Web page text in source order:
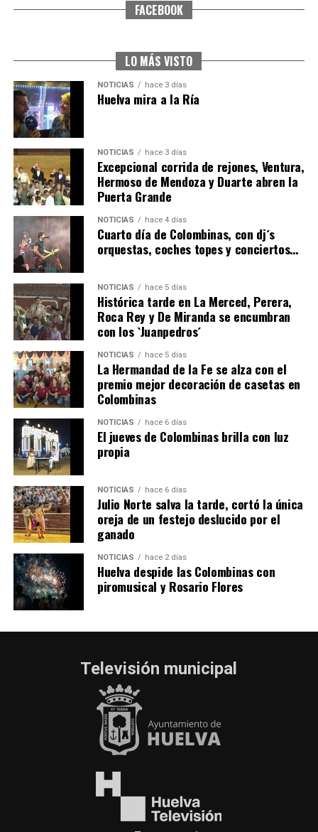
SEXTA CORRIDA DE LAS FIESTAS COLOMBINAS
6º DÍA DE LAS FIESTAS COLOMBINAS 2026
hace 3 días Huelvatv
QUINTA CORRIDA DE LAS FIESTAS COLOMBINAS
2026
hace 3 días· Huelvatv
FACEBOOK
LO MÁS VISTO
NOTICIAS hace 3 días
Huelva mira a la Ría
NOTICIAS hace 3 días
Excepcional corrida de rejones, Ventura,
Hermoso de Mendoza y Duarte abren la
Puerta Grande
NOTICIAS hace 4 días
Cuarto día de Colombinas, con dj´s
orquestas, coches topes y conciertos…
NOTICIAS hace 5 días
Histórica tarde en La Merced, Perera,
Roca Rey y De Miranda se encumbran
con los `Juanpedros´
NOTICIAS hace 5 días
La Hermandad de la Fe se alza con el
premio mejor decoración de casetas en
Colombinas
NOTICIAS hace 6 días
El jueves de Colombinas brilla con luz
propia
NOTICIAS hace 6 días
Julio Norte salva la tarde, cortó la única
oreja de un festejo deslucido por el
ganado
NOTICIAS hace 2 días
Huelva despide las Colombinas con
piromusical y Rosario Flores
Televisión municipal